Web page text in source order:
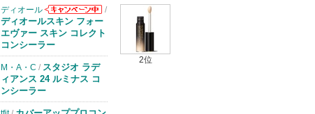
2位
ディオール
ディオールから
のお知らせがあ
ります
/
ディオールスキン フォー
エヴァー スキン コレクト
コンシーラー
M・A・C / スタジオ ラデ
ィアンス 24 ルミナス コ
ンシーラー